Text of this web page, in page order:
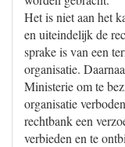
Het is niet aan het
en uiteindelijk de
sprake is van een
organisatie.
Ministerie om te
organisatie
rechtbank een
verbieden en te